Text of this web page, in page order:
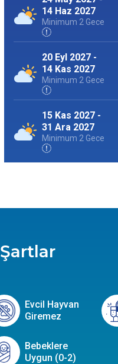
14 Haz 2027
Minimum 2 Gece
20 Eyl 2027 -
14 Kas 2027
Minimum 2 Gece
15 Kas 2027 -
31 Ara 2027
Minimum 2 Gece
Evcil Hayvan
Giremez
Bebeklere
Uygun (0-2)